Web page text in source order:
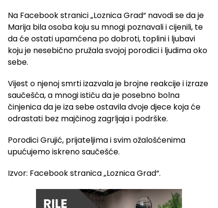
Na Facebook stranici „Loznica Grad“ navodi se da je
Marija bila osoba koju su mnogi poznavali i cijenili, te
da će ostati upamćena po dobroti, toplini i ljubavi
koju je nesebično pružala svojoj porodici i ljudima oko
sebe.
Vijest o njenoj smrti izazvala je brojne reakcije i izraze
saučešća, a mnogi ističu da je posebno bolna
činjenica da je iza sebe ostavila dvoje djece koja će
odrastati bez majčinog zagrljaja i podrške.
Porodici Grujić, prijateljima i svim ožalošćenima
upućujemo iskreno saučešće.
Izvor: Facebook stranica „Loznica Grad“.